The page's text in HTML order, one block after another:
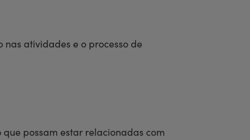
atividades e o processo de
possam estar relacionadas com